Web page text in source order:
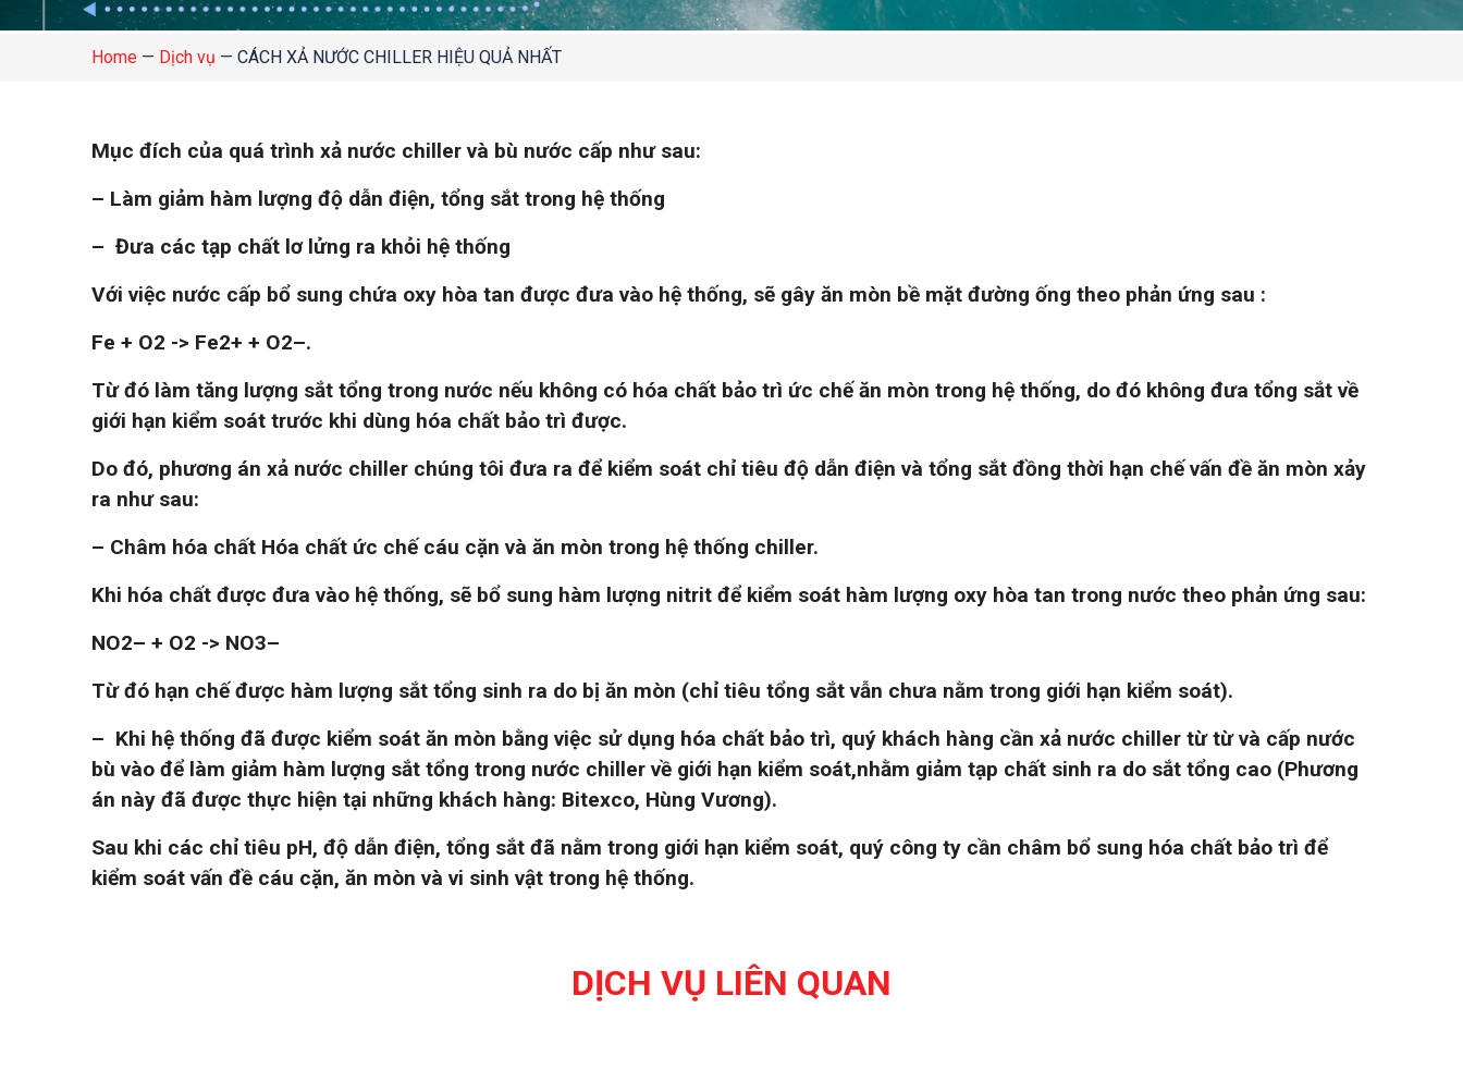
Home — Dịch vụ — CÁCH XẢ NƯỚC CHILLER HIỆU QUẢ NHẤT
Mục đích của quá trình xả nước chiller và bù nước cấp như sau:
– Làm giảm hàm lượng độ dẫn điện, tổng sắt trong hệ thống
– Đưa các tạp chất lơ lửng ra khỏi hệ thống
Với việc nước cấp bổ sung chứa oxy hòa tan được đưa vào hệ thống, sẽ gây ăn mòn bề mặt đường ống theo phản ứng sau :
Fe + O2 -> Fe2+ + O2–.
Từ đó làm tăng lượng sắt tổng trong nước nếu không có hóa chất bảo trì ức chế ăn mòn trong hệ thống, do đó không đưa tổng sắt về
giới hạn kiểm soát trước khi dùng hóa chất bảo trì được.
Do đó, phương án xả nước chiller chúng tôi đưa ra để kiểm soát chỉ tiêu độ dẫn điện và tổng sắt đồng thời hạn chế vấn đề ăn mòn xảy
ra như sau:
– Châm hóa chất Hóa chất ức chế cáu cặn và ăn mòn trong hệ thống chiller.
Khi hóa chất được đưa vào hệ thống, sẽ bổ sung hàm lượng nitrit để kiểm soát hàm lượng oxy hòa tan trong nước theo phản ứng sau:
NO2– + O2 -> NO3–
Từ đó hạn chế được hàm lượng sắt tổng sinh ra do bị ăn mòn (chỉ tiêu tổng sắt vẫn chưa nằm trong giới hạn kiểm soát).
– Khi hệ thống đã được kiểm soát ăn mòn bằng việc sử dụng hóa chất bảo trì, quý khách hàng cần xả nước chiller từ từ và cấp nước
bù vào để làm giảm hàm lượng sắt tổng trong nước chiller về giới hạn kiểm soát,nhằm giảm tạp chất sinh ra do sắt tổng cao (Phương
án này đã được thực hiện tại những khách hàng: Bitexco, Hùng Vương).
Sau khi các chỉ tiêu pH, độ dẫn điện, tổng sắt đã nằm trong giới hạn kiểm soát, quý công ty cần châm bổ sung hóa chất bảo trì để
kiểm soát vấn đề cáu cặn, ăn mòn và vi sinh vật trong hệ thống.
DỊCH VỤ LIÊN QUAN